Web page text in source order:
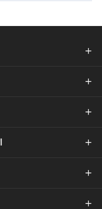





